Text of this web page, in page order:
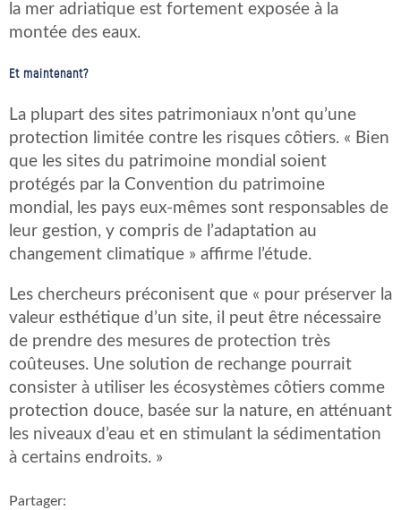
la mer adriatique est fortement exposée à la
montée des eaux.
Et maintenant?
La plupart des sites patrimoniaux n’ont qu’une
protection limitée contre les risques côtiers. « Bien
que les sites du patrimoine mondial soient
protégés par la Convention du patrimoine
mondial, les pays eux-mêmes sont responsables de
leur gestion, y compris de l’adaptation au
changement climatique » affirme l’étude.
Les chercheurs préconisent que « pour préserver la
valeur esthétique d’un site, il peut être nécessaire
de prendre des mesures de protection très
coûteuses. Une solution de rechange pourrait
consister à utiliser les écosystèmes côtiers comme
protection douce, basée sur la nature, en atténuant
les niveaux d’eau et en stimulant la sédimentation
à certains endroits. »
Partager: